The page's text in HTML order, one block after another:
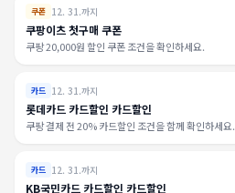
쿠폰 12. 31.까지
쿠팡이츠 첫구매 쿠폰
쿠팡 20,000원 할인 쿠폰 조건을 확인하세요.
카드 12. 31.까지
롯데카드 카드할인 카드할인
쿠팡 결제 전 20% 카드할인 조건을 함께 확인하세요.
카드 12. 31.까지
KB국민카드 카드할인 카드할인